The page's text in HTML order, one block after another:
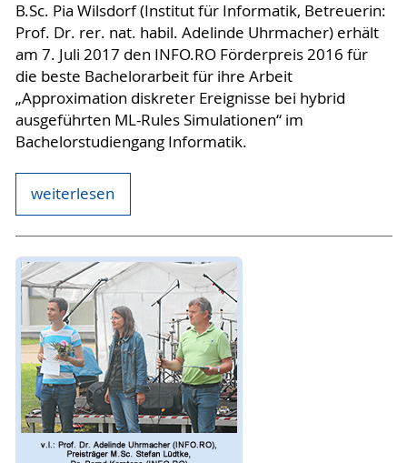
B.Sc. Pia Wilsdorf (Institut für Informatik, Betreuerin:
Prof. Dr. rer. nat. habil. Adelinde Uhrmacher) erhält
am 7. Juli 2017 den INFO.RO Förderpreis 2016 für
die beste Bachelorarbeit für ihre Arbeit
„Approximation diskreter Ereignisse bei hybrid
ausgeführten ML-Rules Simulationen“ im
Bachelorstudiengang Informatik.
weiterlesen